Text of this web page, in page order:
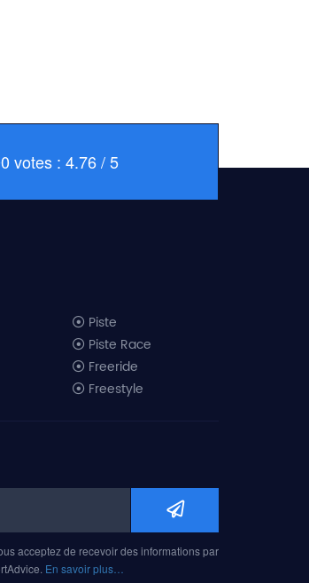
votes : 4.76 / 5
Piste
Piste Race
Freeride
Freestyle
Ski freeride 2019
Ski freestyle 2019
Ski AM 2019
acceptez de recevoir des informations par
En savoir plus…